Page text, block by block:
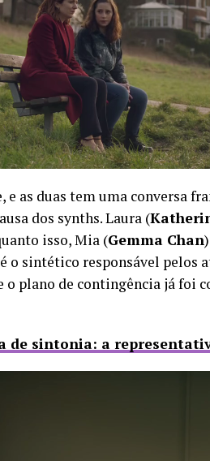
as duas tem uma conversa
dos synths. Laura (
isso, Mia (Gemma Chan
o sintético responsável pelos
o plano de contingência já foi
de sintonia: a